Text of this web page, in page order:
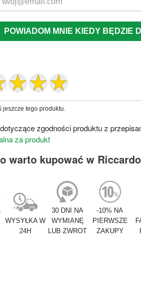
POWIADOM MNIE KIEDY BĘDZIE
jeszcze tego produktu.
zgodności produktu z
za produkt
warto kupować w
WYSYŁKA W
24H
30 DNI NA
WYMIANĘ
LUB ZWROT
-10% NA
PIERWSZE
ZAKUPY